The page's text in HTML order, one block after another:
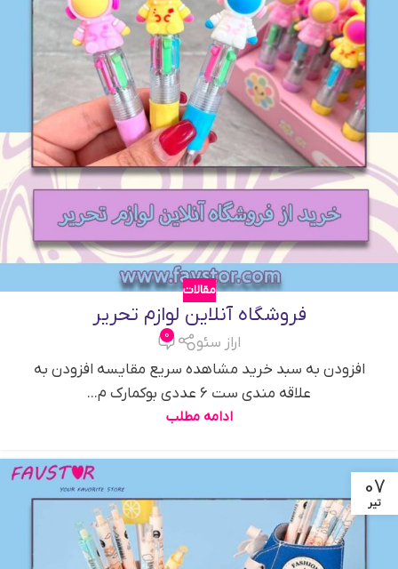
مقالات
فروشگاه آنلاین لوازم تحریر
اراز سئو 0
افزودن به سبد خرید مشاهده سریع مقایسه افزودن به
علاقه مندی ست 6 عددی بوکمارک م...
ادامه مطلب
07
تیر